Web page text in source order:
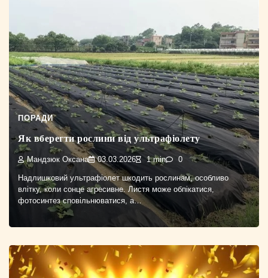
ПОРАДИ
Як вберегти рослини від ультрафіолету
Мандзюк Оксана 03.03.2026 1 min 0
Надлишковий ультрафіолет шкодить рослинам, особливо
влітку, коли сонце агресивне. Листя може обпікатися,
фотосинтез сповільнюватися, а…